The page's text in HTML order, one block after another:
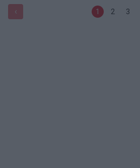
‹ 1 2 3